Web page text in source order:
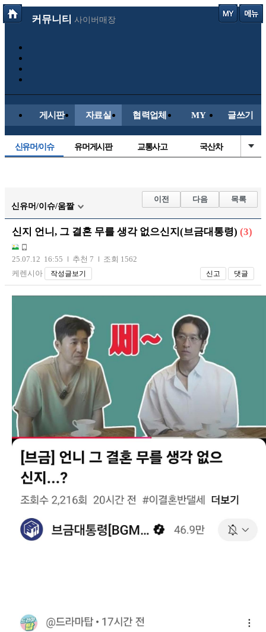
커뮤니티 사이버매장
게시판 자료실 협력업체 MY 글쓰기
신유머/이슈 유머게시판 교통사고 국산차
자유사진 군사/무기
트럭/버스 항공/해운/철도
장착시공사진
신유머/이슈/움짤
이전 다음 목록
신지 언니, 그 결혼 무를 생각 없으신지(브금대통령) (3)
25.07.12 16:55 추천 7
조회 1562
케렌시아
작성글보기 신고 댓글